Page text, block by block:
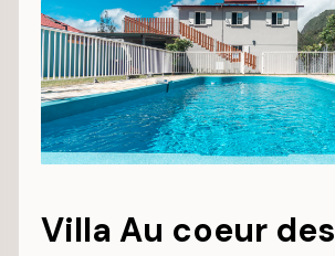
Villa Au coeur des